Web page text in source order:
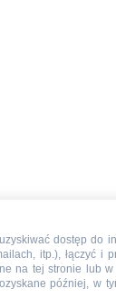
dostęp do
itp.), łączyć i
na tej stronie lub
później, w